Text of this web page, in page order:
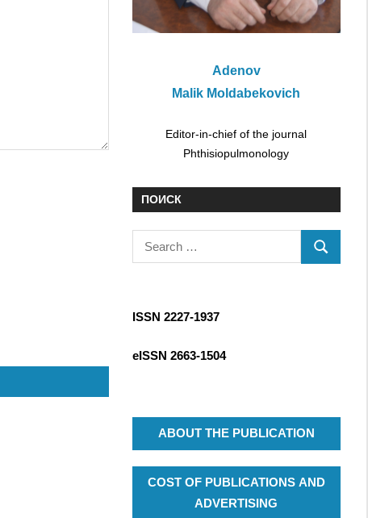
Adenov
Malik Moldabekovich
Editor-in-chief of the journal
Phthisiopulmonology
ПОИСК
e
c
ISSN 2227-1937
eISSN 2663-1504
ABOUT THE PUBLICATION
COST OF PUBLICATIONS AND
ADVERTISING